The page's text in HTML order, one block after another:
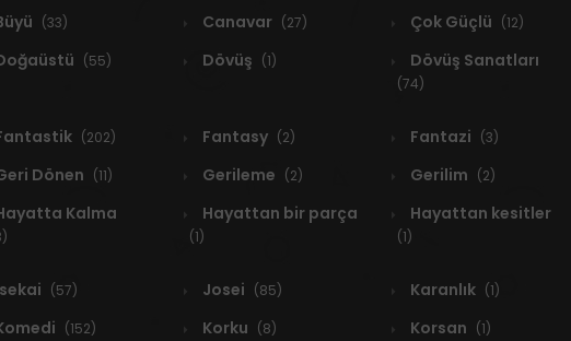
(33) Canavar (27) Çok Güçlü (12)
(55) Dövüş (1) Dövüş Sanatları
(74)
(202) Fantasy (2) Fantazi (3)
Dönen (11) Gerileme (2) Gerilim (2)
Kalma Hayattan bir parça
(1)
Hayattan kesitler
(1)
(57) Josei (85) Karanlık (1)
(152) Korku (8) Korsan (1)